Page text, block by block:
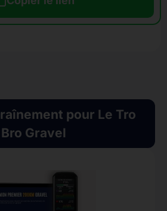
pour Le Tro
Bro Gravel